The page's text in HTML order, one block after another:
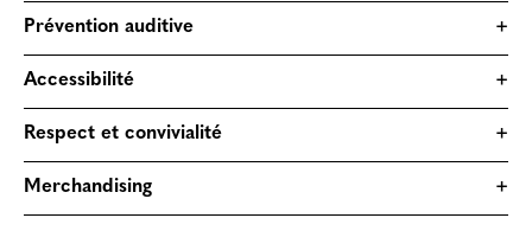
Prévention auditive +
Accessibilité +
Respect et convivialité +
Merchandising +